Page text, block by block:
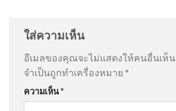
ใส่ความเห็น
อีเมลของคุณจะไม่แสดงให้คนอื่นเห็น
จำเป็นถูกทำเครื่องหมาย *
ความเห็น*